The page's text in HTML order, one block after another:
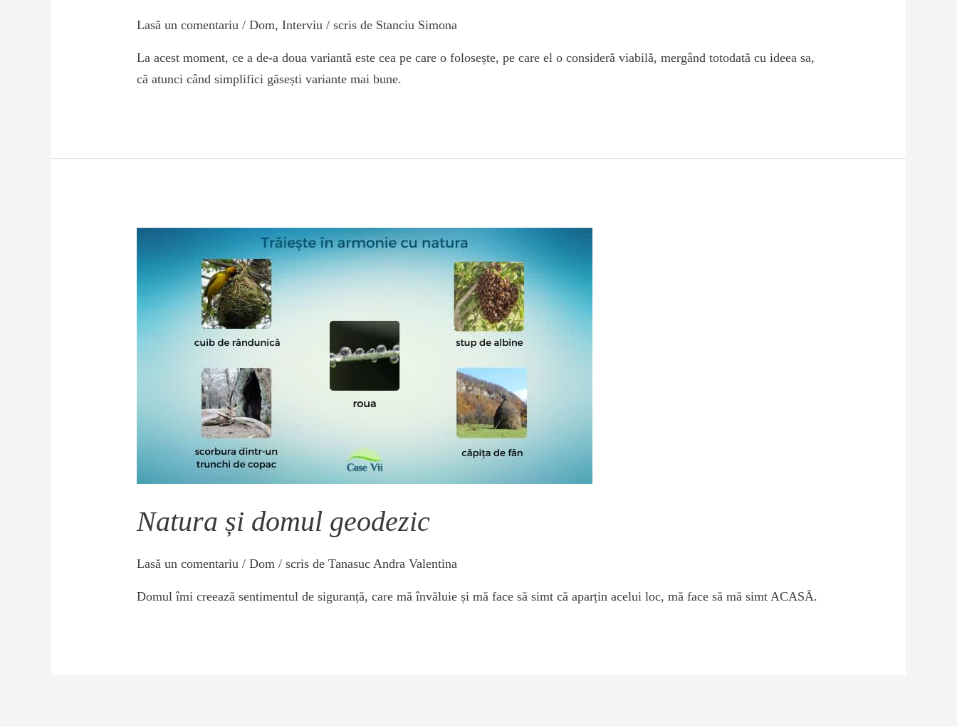
Lasă un comentariu /Dom,Interviu / scris de Stanciu Simona
La acest moment, ce a de-a doua variantă este cea pe care o folosește, pe care el o consideră viabilă, mergând totodată cu ideea sa,
că atunci când simplifici găsești variante mai bune.
Natura și domul geodezic
Lasă un comentariu /Dom / scris deTanasuc Andra Valentina
Domul îmi creează sentimentul de siguranță, care mă învăluie și mă face să simt că aparțin acelui loc, mă face să mă simt ACASĂ.